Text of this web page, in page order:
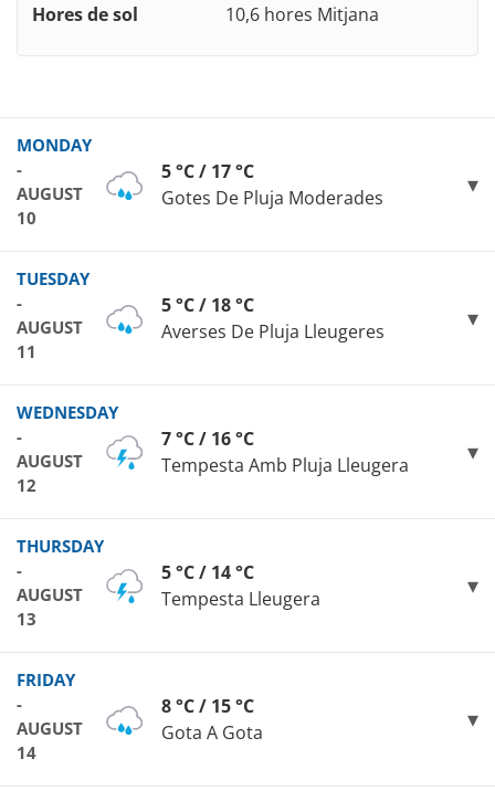
Hores de sol 10,6 hores Mitjana
MONDAY
-
AUGUST
10
5 °C / 17 °C
Gotes De Pluja Moderades
TUESDAY
-
AUGUST
11
5 °C / 18 °C
Averses De Pluja Lleugeres
WEDNESDAY
-
AUGUST
12
7 °C / 16 °C
Tempesta Amb Pluja Lleugera
THURSDAY
-
AUGUST
13
5 °C / 14 °C
Tempesta Lleugera
FRIDAY
-
AUGUST
14
8 °C / 15 °C
Gota A Gota